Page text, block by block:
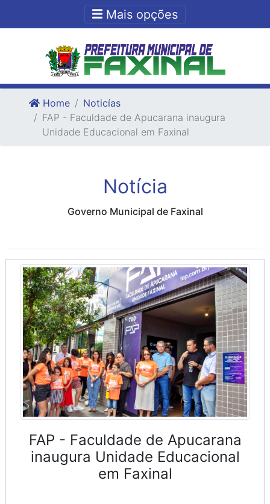
Ir para o fim do conteudo
Mais opções
Home
Noticías
FAP - Faculdade de Apucarana inaugura
Unidade Educacional em Faxinal
Notícia
Governo Municipal de Faxinal
FAP - Faculdade de Apucarana
inaugura Unidade Educacional
em Faxinal